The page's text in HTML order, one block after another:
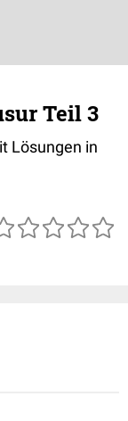
Teil 3
Lösungen in